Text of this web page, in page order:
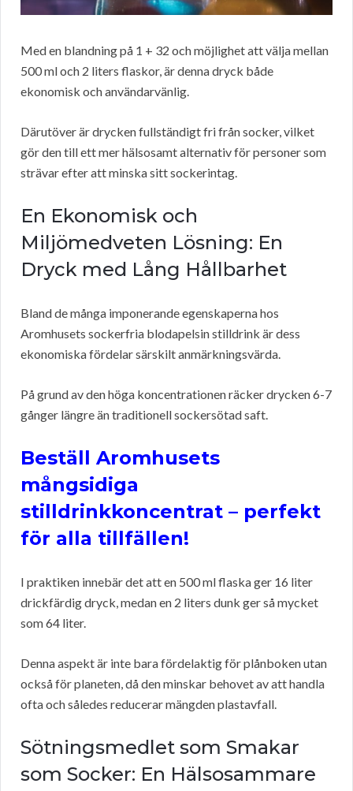
Med en blandning på 1 + 32 och möjlighet att välja mellan
500 ml och 2 liters flaskor, är denna dryck både
ekonomisk och användarvänlig.
Därutöver är drycken fullständigt fri från socker, vilket
gör den till ett mer hälsosamt alternativ för personer som
strävar efter att minska sitt sockerintag.
En Ekonomisk och
Miljömedveten Lösning: En
Dryck med Lång Hållbarhet
Bland de många imponerande egenskaperna hos
Aromhusets sockerfria blodapelsin stilldrink är dess
ekonomiska fördelar särskilt anmärkningsvärda.
På grund av den höga koncentrationen räcker drycken 6-7
gånger längre än traditionell sockersötad saft.
Beställ Aromhusets
mångsidiga
stilldrinkkoncentrat – perfekt
för alla tillfällen!
I praktiken innebär det att en 500 ml flaska ger 16 liter
drickfärdig dryck, medan en 2 liters dunk ger så mycket
som 64 liter.
Denna aspekt är inte bara fördelaktig för plånboken utan
också för planeten, då den minskar behovet av att handla
ofta och således reducerar mängden plastavfall.
Sötningsmedlet som Smakar
som Socker: En Hälsosammare